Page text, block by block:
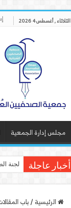
الثلاثاء , أغسطس 4 2026
مجلس إدارة الجمعية
أخبار عاجلة لجنة
الرئيسية /باب